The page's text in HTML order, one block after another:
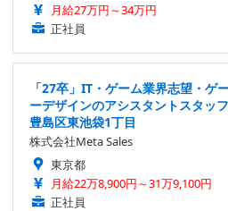
月給27万円～34万円
正社員
「27卒」IT・ゲーム業界志望・ゲ
ーデザインのアシスタントスタッ
豊島区東池袋1丁目
株式会社Meta Sales
東京都
月給22万8,900円～31万9,100円
正社員